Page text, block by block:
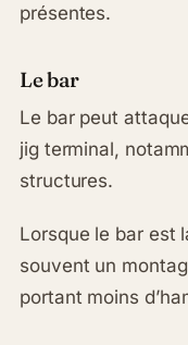
présentes.
Le bar
Le bar peut
jig terminal,
structures.
Lorsque le bar est
souvent un
portant moins